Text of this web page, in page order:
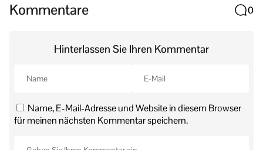
Kommentare 0
Hinterlassen Sie Ihren Kommentar
Name, E-Mail-Adresse und Website in diesem Browser
für meinen nächsten Kommentar speichern.